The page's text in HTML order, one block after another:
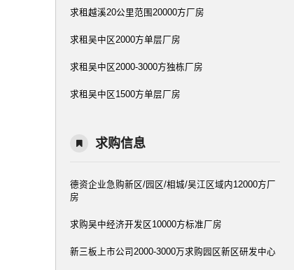
求租越溪20公里范围20000方厂房
求租吴中区2000方单层厂房
求租吴中区2000-3000方独栋厂房
求租吴中区1500方单层厂房
求购信息
德资企业急购新区/园区/相城/吴江区域内12000方厂
房
求购吴中经济开发区10000方标准厂房
新三板上市公司2000-3000万求购园区新区研发中心